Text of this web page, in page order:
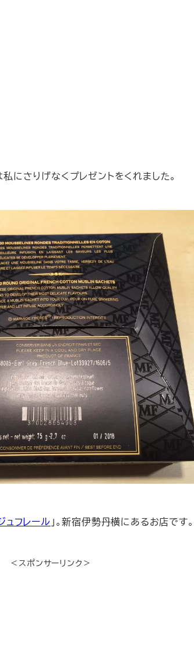
にさりげなくプレゼントをくれました。
ュフレール 」。新宿伊勢丹横にあるお店です。
＜スポンサーリンク＞